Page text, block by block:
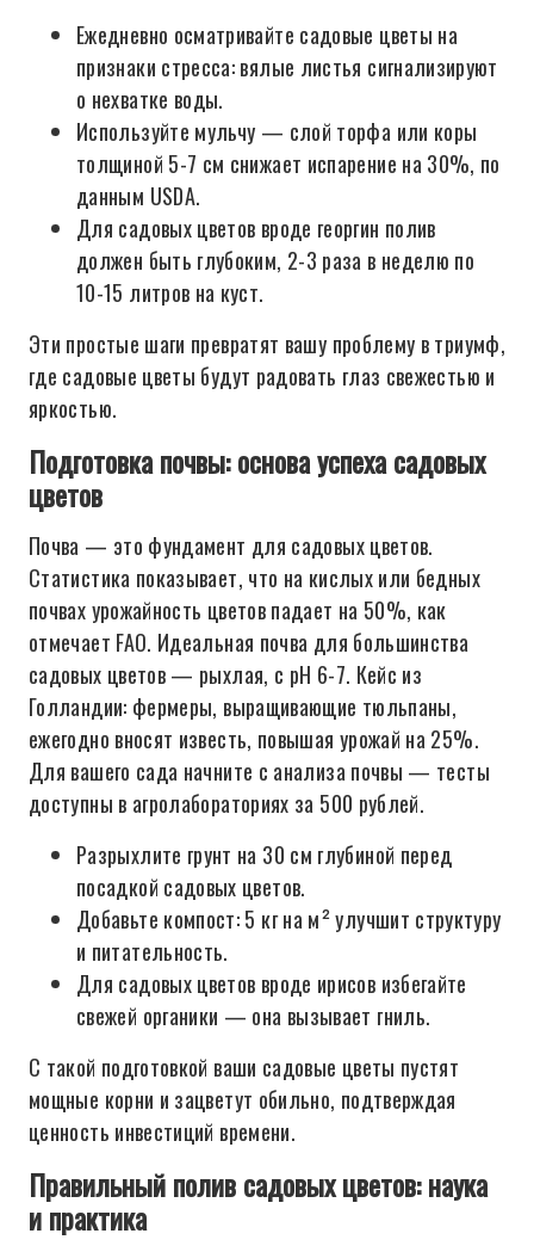
Ежедневно осматривайте садовые цветы на
признаки стресса: вялые листья сигнализируют
о нехватке воды.
Используйте мульчу — слой торфа или коры
толщиной 5-7 см снижает испарение на 30%, по
данным USDA.
Для садовых цветов вроде георгин полив
должен быть глубоким, 2-3 раза в неделю по
10-15 литров на куст.
Эти простые шаги превратят вашу проблему в триумф,
где садовые цветы будут радовать глаз свежестью и
яркостью.
Подготовка почвы: основа успеха садовых
цветов
Почва — это фундамент для садовых цветов.
Статистика показывает, что на кислых или бедных
почвах урожайность цветов падает на 50%, как
отмечает FAO. Идеальная почва для большинства
садовых цветов — рыхлая, с pH 6-7. Кейс из
Голландии: фермеры, выращивающие тюльпаны,
ежегодно вносят известь, повышая урожай на 25%.
Для вашего сада начните с анализа почвы — тесты
доступны в агролабораториях за 500 рублей.
Разрыхлите грунт на 30 см глубиной перед
посадкой садовых цветов.
Добавьте компост: 5 кг на м² улучшит структуру
и питательность.
Для садовых цветов вроде ирисов избегайте
свежей органики — она вызывает гниль.
С такой подготовкой ваши садовые цветы пустят
мощные корни и зацветут обильно, подтверждая
ценность инвестиций времени.
Правильный полив садовых цветов: наука
и практика